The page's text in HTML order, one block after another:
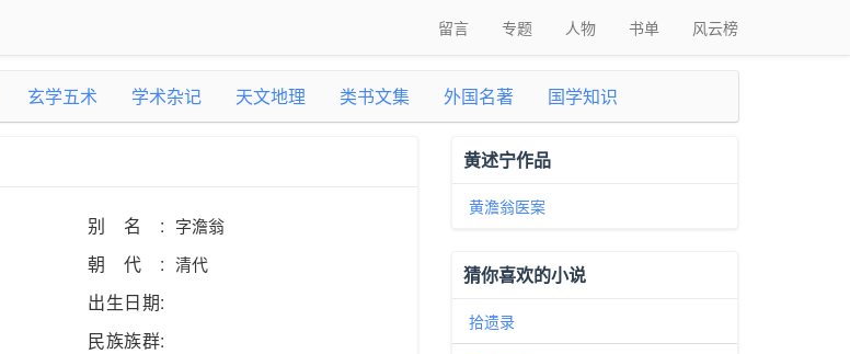
留言 专题 人物 书单 风云榜
玄学五术 学术杂记 天文地理 类书文集 外国名著 国学知识
别名: 字澹翁
朝代: 清代
出生日期:
民族族群:
黄述宁作品
黄澹翁医案
猜你喜欢的小说
拾遗录